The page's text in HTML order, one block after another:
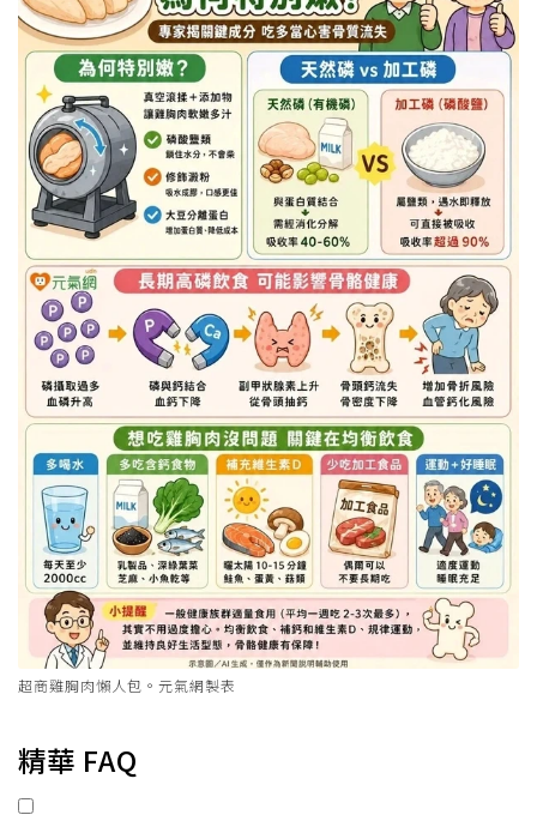
超商雞胸肉懶人包。元氣網製表
精華 FAQ